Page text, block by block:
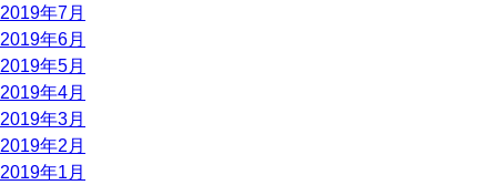
2019年7月
2019年6月
2019年5月
2019年4月
2019年3月
2019年2月
2019年1月